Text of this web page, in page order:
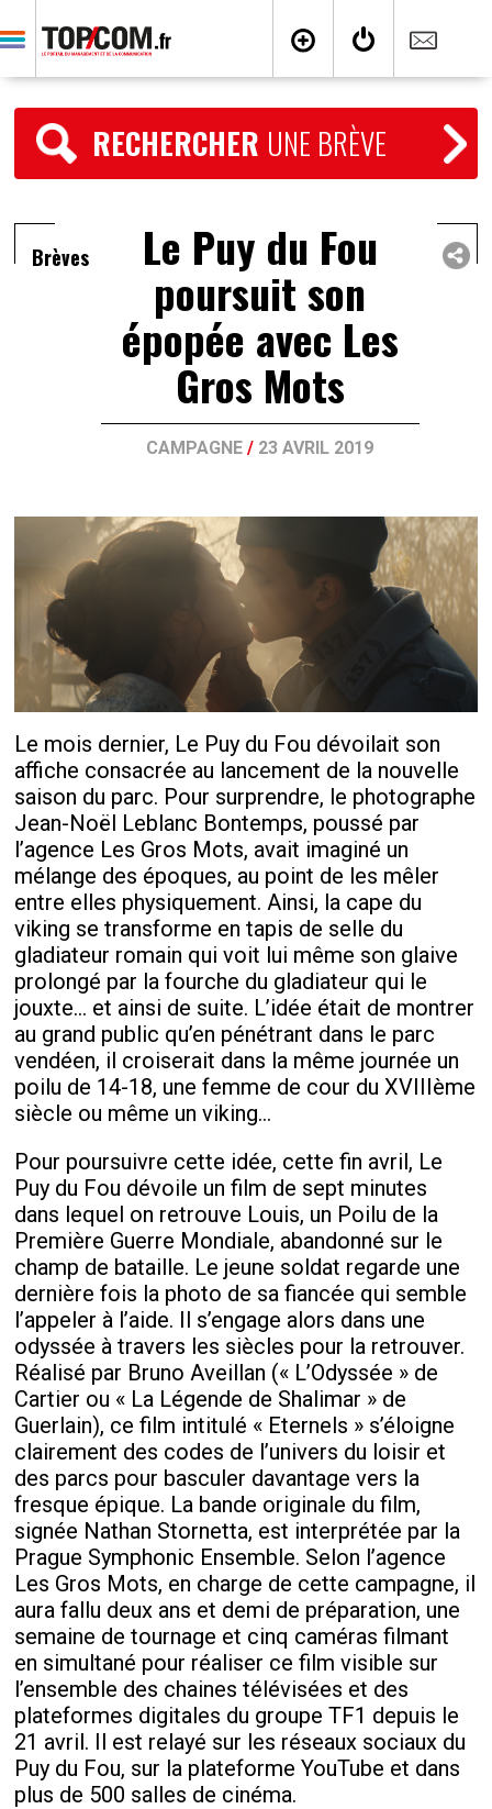
RECHERCHER UNE BRÈVE
Brèves Le Puy du Fou
poursuit son
épopée avec Les
Gros Mots
CAMPAGNE / 23 AVRIL 2019
Le mois dernier, Le Puy du Fou dévoilait son
affiche consacrée au lancement de la nouvelle
saison du parc. Pour surprendre, le photographe
Jean-Noël Leblanc Bontemps, poussé par
l’agence Les Gros Mots, avait imaginé un
mélange des époques, au point de les mêler
entre elles physiquement. Ainsi, la cape du
viking se transforme en tapis de selle du
gladiateur romain qui voit lui même son glaive
prolongé par la fourche du gladiateur qui le
jouxte… et ainsi de suite. L’idée était de montrer
au grand public qu’en pénétrant dans le parc
vendéen, il croiserait dans la même journée un
poilu de 14-18, une femme de cour du XVIIIème
siècle ou même un viking…
Pour poursuivre cette idée, cette fin avril, Le
Puy du Fou dévoile un film de sept minutes
dans lequel on retrouve Louis, un Poilu de la
Première Guerre Mondiale, abandonné sur le
champ de bataille. Le jeune soldat regarde une
dernière fois la photo de sa fiancée qui semble
l’appeler à l’aide. Il s’engage alors dans une
odyssée à travers les siècles pour la retrouver.
Réalisé par Bruno Aveillan (« L’Odyssée » de
Cartier ou « La Légende de Shalimar » de
Guerlain), ce film intitulé « Eternels » s’éloigne
clairement des codes de l’univers du loisir et
des parcs pour basculer davantage vers la
fresque épique. La bande originale du film,
signée Nathan Stornetta, est interprétée par la
Prague Symphonic Ensemble. Selon l’agence
Les Gros Mots, en charge de cette campagne, il
aura fallu deux ans et demi de préparation, une
semaine de tournage et cinq caméras filmant
en simultané pour réaliser ce film visible sur
l’ensemble des chaines télévisées et des
plateformes digitales du groupe TF1 depuis le
21 avril. Il est relayé sur les réseaux sociaux du
Puy du Fou, sur la plateforme YouTube et dans
plus de 500 salles de cinéma.